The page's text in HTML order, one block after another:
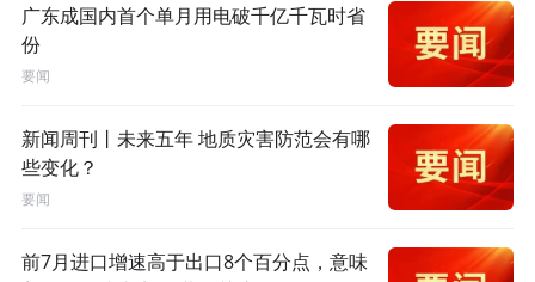
广东成国内首个单月用电破千亿千瓦时省
份
要闻
新闻周刊丨未来五年 地质灾害防范会有哪
些变化？
要闻
前7月进口增速高于出口8个百分点，意味